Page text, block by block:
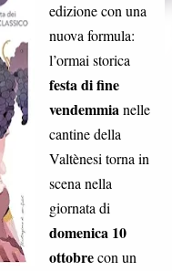
edizione con una
nuova formula:
l’ormai storica
festa di fine
vendemmianelle
cantine della
Valtènesi torna in
scena nella
giornata di
domenica 10
ottobrecon un